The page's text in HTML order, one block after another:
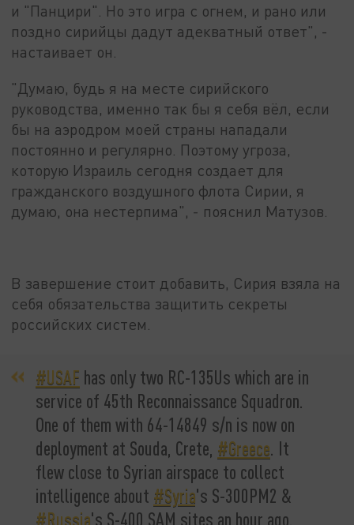
и "Панцири". Но это игра с огнем, и рано или
поздно сирийцы дадут адекватный ответ", -
настаивает он.
"Думаю, будь я на месте сирийского
руководства, именно так бы я себя вёл, если
бы на аэродром моей страны нападали
постоянно и регулярно. Поэтому угроза,
которую Израиль сегодня создает для
гражданского воздушного флота Сирии, я
думаю, она нестерпима", - пояснил Матузов.
В завершение стоит добавить, Сирия взяла на
себя обязательства защитить секреты
российских систем.
#USAF has only two RC-135Us which are in
service of 45th Reconnaissance Squadron.
One of them with 64-14849 s/n is now on
deployment at Souda, Crete, #Greece. It
flew close to Syrian airspace to collect
intelligence about #Syria's S-300PM2 &
#Russia's S-400 SAM sites an hour ago.